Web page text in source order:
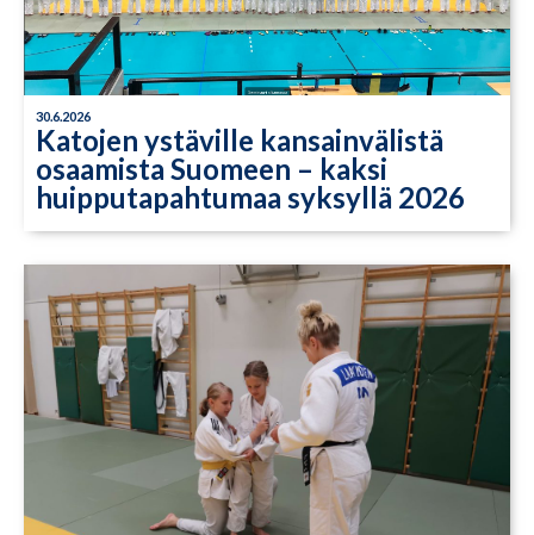
30.6.2026
Katojen ystäville kansainvälistä
osaamista Suomeen – kaksi
huipputapahtumaa syksyllä 2026